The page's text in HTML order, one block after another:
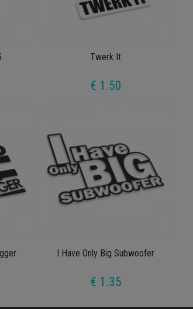
Twerk It
€ 1.50
I Have Only Big Subwoofer
€ 1.35